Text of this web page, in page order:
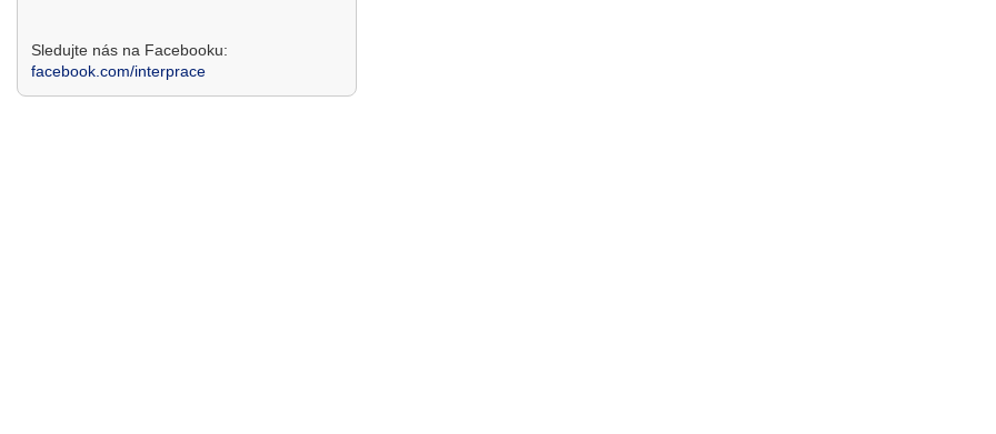
Sledujte nás na Facebooku:
facebook.com/interprace